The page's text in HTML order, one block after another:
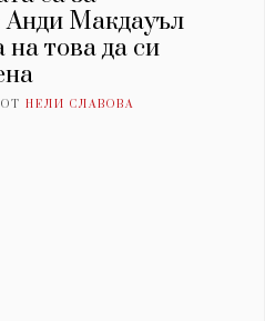
Анди Макдауъл
на това да си
ОТНЕЛИ СЛАВОВА